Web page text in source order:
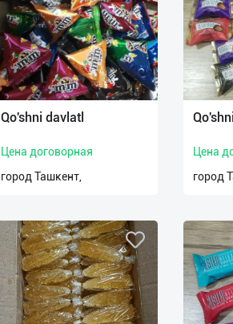
Qo'shni davlatl
Цена договорная
город Ташкент,
Цена
город